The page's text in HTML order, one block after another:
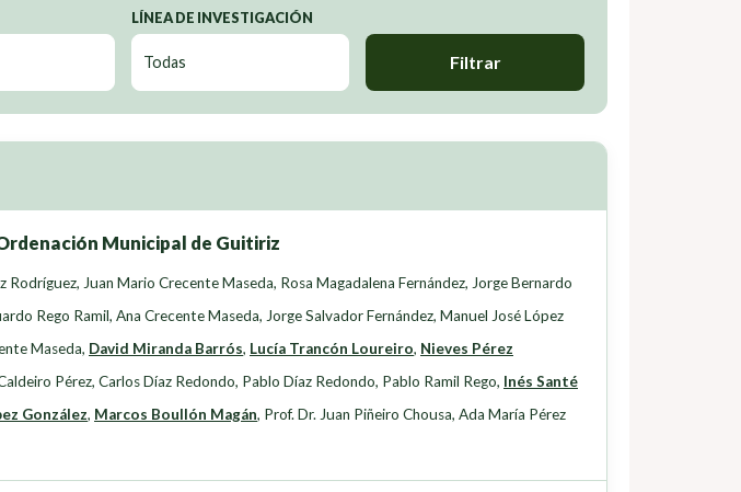
LÍNEA DE INVESTIGACIÓN
Filtrar
Municipal de Guitiriz
Rodríguez, Juan Mario Crecente Maseda, Rosa Magadalena Fernández, Jorge Bernardo
Rego Ramil, Ana Crecente Maseda, Jorge Salvador Fernández, Manuel José López
Maseda, David Miranda Barrós, Lucía Trancón Loureiro, Nieves Pérez
Pérez, Carlos Díaz Redondo, Pablo Díaz Redondo, Pablo Ramil Rego, Inés Santé
González, Marcos Boullón Magán, Prof. Dr. Juan Piñeiro Chousa, Ada María Pérez